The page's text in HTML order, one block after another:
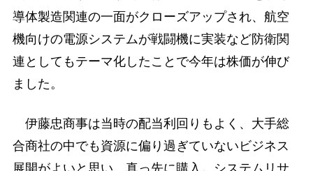
導体製造関連の一面がクローズアップされ、航空
機向けの電源システムが戦闘機に実装など防衛関
連としてもテーマ化したことで今年は株価が伸び
ました。
伊藤忠商事は当時の配当利回りもよく、大手総
合商社の中でも資源に偏り過ぎていないビジネス
展開がよいと思い、真っ先に購入。システムリサ